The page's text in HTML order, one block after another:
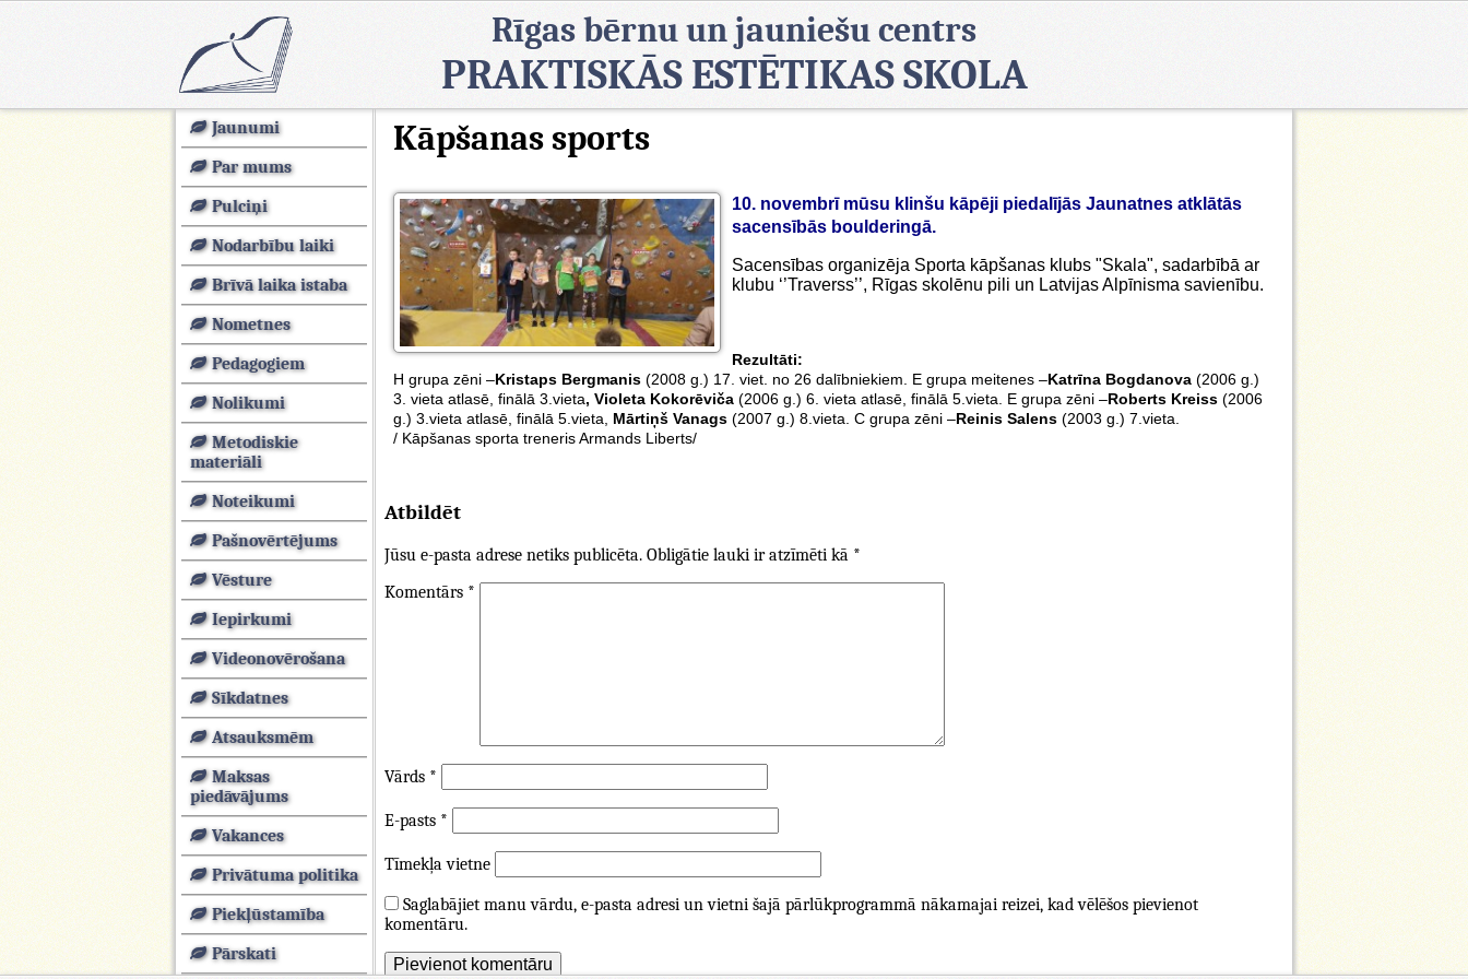
Rīgas bērnu un jauniešu centrs
PRAKTISKĀS ESTĒTIKAS SKOLA
Jaunumi
Par mums
Pulciņi
Nodarbību laiki
Brīvā laika istaba
Nometnes
Pedagogiem
Nolikumi
Metodiskie
materiāli
Noteikumi
Pašnovērtējums
Vēsture
Iepirkumi
Videonovērošana
Sīkdatnes
Atsauksmēm
Maksas
piedāvājums
Vakances
Privātuma politika
Piekļūstamība
Pārskati
Kāpšanas sports
10. novembrī mūsu klinšu kāpēji piedalījās Jaunatnes atklātās
sacensībās boulderingā.
Sacensības organizēja Sporta kāpšanas klubs "Skala", sadarbībā ar
klubu ‘’Traverss’’, Rīgas skolēnu pili un Latvijas Alpīnisma savienību.
Rezultāti:
H grupa zēni –Kristaps Bergmanis (2008 g.) 17. viet. no 26 dalībniekiem. E grupa meitenes –Katrīna Bogdanova (2006 g.)
3. vieta atlasē, finālā 3.vieta, Violeta Kokorēviča (2006 g.) 6. vieta atlasē, finālā 5.vieta. E grupa zēni –Roberts Kreiss (2006
g.) 3.vieta atlasē, finālā 5.vieta, Mārtiņš Vanags (2007 g.) 8.vieta. C grupa zēni –Reinis Salens (2003 g.) 7.vieta.
/ Kāpšanas sporta treneris Armands Liberts/
Atbildēt
Jūsu e-pasta adrese netiks publicēta. Obligātie lauki ir atzīmēti kā *
Komentārs *
Vārds *
E-pasts *
Tīmekļa vietne
Saglabājiet manu vārdu, e-pasta adresi un vietni šajā pārlūkprogrammā nākamajai reizei, kad vēlēšos pievienot
komentāru.